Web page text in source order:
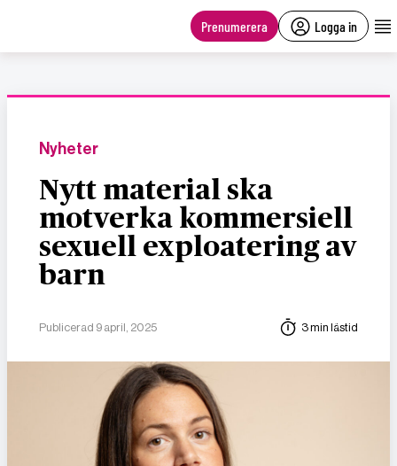
Prenumerera Logga in
Nyheter
Nytt material ska
motverka kommersiell
sexuell exploatering av
barn
Publicerad 9 april, 2025 3 min lästid